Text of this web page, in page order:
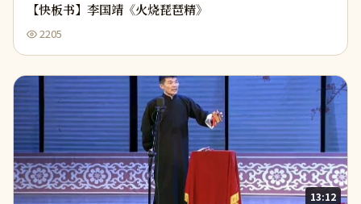
【快板书】李国靖《火烧琵琶精》
2205
13:12